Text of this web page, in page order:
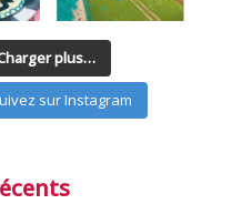
plus…
sur Instagram